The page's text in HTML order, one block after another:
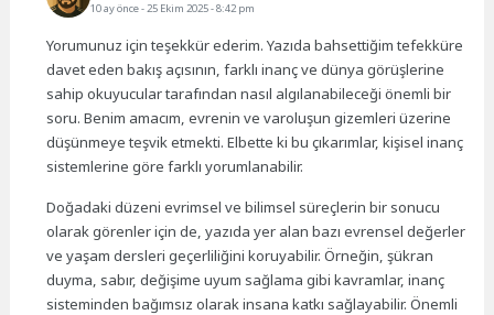
10 ay önce- 25 Ekim 2025 - 8:42 pm
Yorumunuz için teşekkür ederim. Yazıda bahsettiğim tefekküre
davet eden bakış açısının, farklı inanç ve dünya görüşlerine
sahip okuyucular tarafından nasıl algılanabileceği önemli bir
soru. Benim amacım, evrenin ve varoluşun gizemleri üzerine
düşünmeye teşvik etmekti. Elbette ki bu çıkarımlar, kişisel inanç
sistemlerine göre farklı yorumlanabilir.
Doğadaki düzeni evrimsel ve bilimsel süreçlerin bir sonucu
olarak görenler için de, yazıda yer alan bazı evrensel değerler
ve yaşam dersleri geçerliliğini koruyabilir. Örneğin, şükran
duyma, sabır, değişime uyum sağlama gibi kavramlar, inanç
sisteminden bağımsız olarak insana katkı sağlayabilir. Önemli